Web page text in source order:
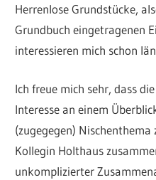
Herrenlose Grundstücke,
Grundbuch eingetragenen
interessieren mich schon
Ich freue mich sehr, dass
Interesse an einem
(zugegegen)
Kollegin Holthaus
unkomplizierter